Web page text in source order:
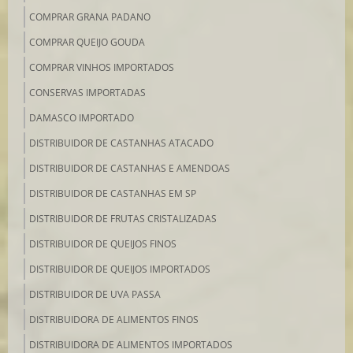
COMPRAR GRANA PADANO
COMPRAR QUEIJO GOUDA
COMPRAR VINHOS IMPORTADOS
CONSERVAS IMPORTADAS
DAMASCO IMPORTADO
DISTRIBUIDOR DE CASTANHAS ATACADO
DISTRIBUIDOR DE CASTANHAS E AMENDOAS
DISTRIBUIDOR DE CASTANHAS EM SP
DISTRIBUIDOR DE FRUTAS CRISTALIZADAS
DISTRIBUIDOR DE QUEIJOS FINOS
DISTRIBUIDOR DE QUEIJOS IMPORTADOS
DISTRIBUIDOR DE UVA PASSA
DISTRIBUIDORA DE ALIMENTOS FINOS
DISTRIBUIDORA DE ALIMENTOS IMPORTADOS